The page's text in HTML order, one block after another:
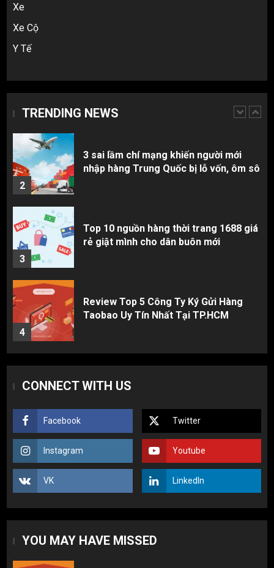
Xe
Xe Cộ
Y Tế
TRENDING NEWS
2
3 sai lầm chí mạng khiến người mới
nhập hàng Trung Quốc bị lỗ vốn, ôm sô
3
Top 10 nguồn hàng thời trang 1688 giá
rẻ giật mình cho dân buôn mới
4
Review Top 5 Công Ty Ký Gửi Hàng
Taobao Uy Tín Nhất Tại TP.HCM
5
Cách thanh toán khi tự đặt hàng
Taobao: Thẻ Visa hay ví Alipay?
màu? Cách khiếu nại đòi tiền 100%
2
3 sai lầm chí mạng khiến người mới
nhập hàng Trung Quốc bị lỗ vốn, ôm sô
Top 10 nguồn hàng thời trang 1688 giá
rẻ giật mình cho dân buôn mới
CONNECT WITH US
Facebook Twitter
Instagram Youtube
VK LinkedIn
YOU MAY HAVE MISSED